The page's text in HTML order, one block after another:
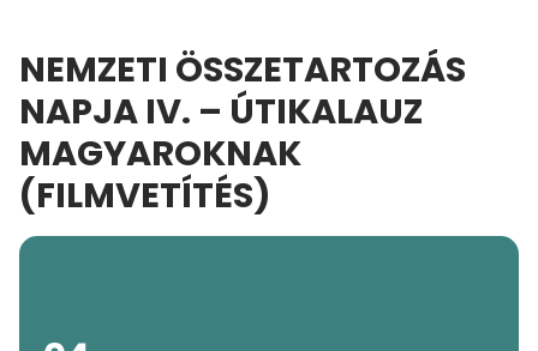
NEMZETI ÖSSZETARTOZÁS
NAPJA IV. – ÚTIKALAUZ
MAGYAROKNAK
(FILMVETÍTÉS)